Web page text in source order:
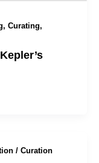
Curating,
/ Curation